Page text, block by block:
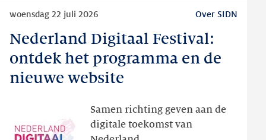
Nederland Digitaal Festival:
ontdek het programma en de
nieuwe website
woensdag 22 juli 2026 Over SIDN
Samen richting geven aan de
digitale toekomst van
Nederland
Festival:
ontdek